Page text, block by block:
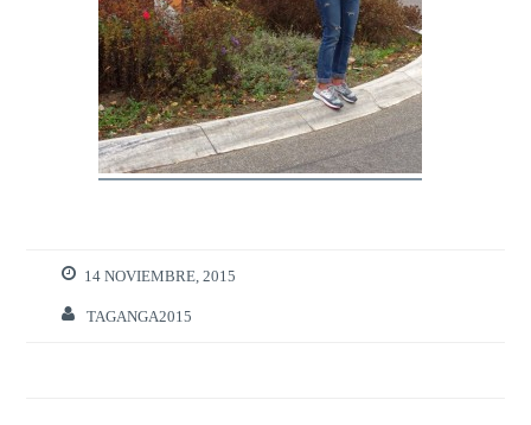
14 NOVIEMBRE, 2015
TAGANGA2015